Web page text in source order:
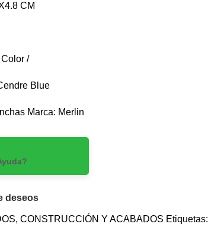
CM
/
Blue
Marca: Merlin
deseos
, CONSTRUCCIÓN Y ACABADOS Etiquetas: